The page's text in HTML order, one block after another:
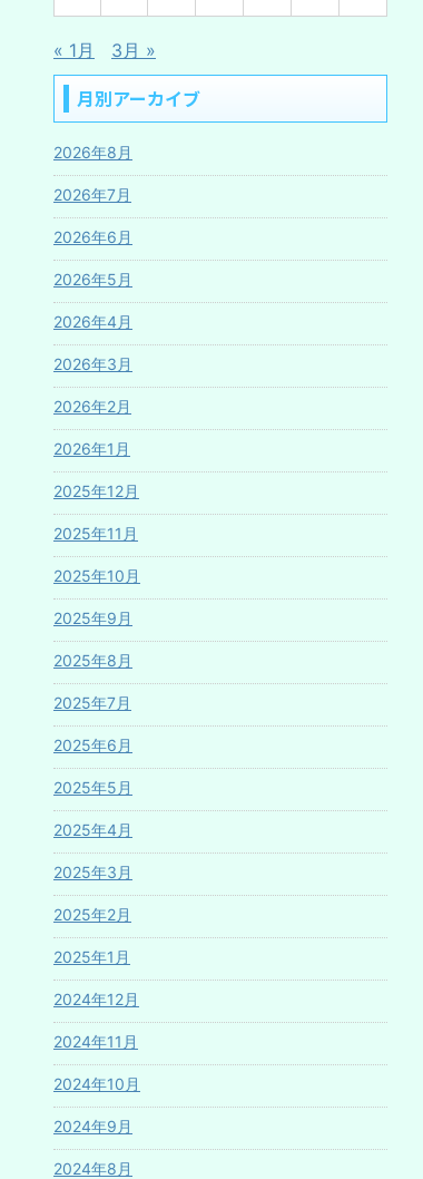
« 1月 3月 »
月別アーカイブ
2026年8月
2026年7月
2026年6月
2026年5月
2026年4月
2026年3月
2026年2月
2026年1月
2025年12月
2025年11月
2025年10月
2025年9月
2025年8月
2025年7月
2025年6月
2025年5月
2025年4月
2025年3月
2025年2月
2025年1月
2024年12月
2024年11月
2024年10月
2024年9月
2024年8月